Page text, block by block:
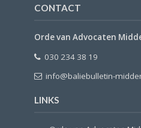
CONTACT
Orde van Advocaten
030 234 38 19
info@baliebulletin-
LINKS